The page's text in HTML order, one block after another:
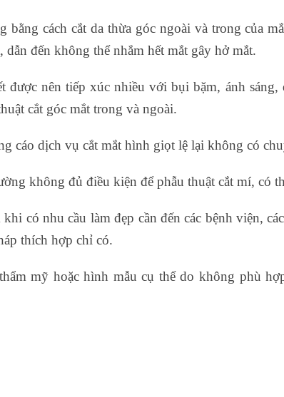
bằng cách cắt da thừa góc ngoài và trong của
đến không thể nhắm hết mắt gây hở mắt.
được nên tiếp xúc nhiều với bụi bặm, ánh
cắt góc mắt trong và ngoài.
cáo dịch vụ cắt mắt hình giọt lệ lại không có
không đủ điều kiện để phẫu thuật cắt mí, có
có nhu cầu làm đẹp cần đến các bệnh viện,
thích hợp chỉ có.
mỹ hoặc hình mẫu cụ thể do không phù